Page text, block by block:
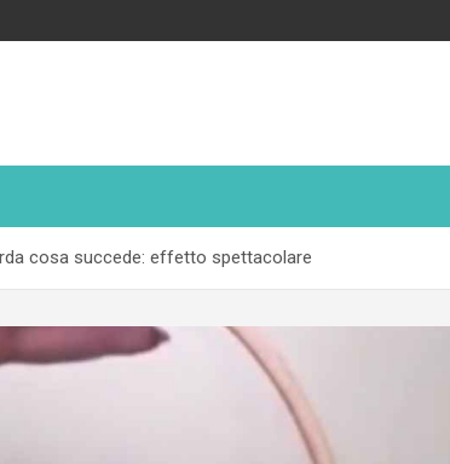
cosa succede: effetto spettacolare